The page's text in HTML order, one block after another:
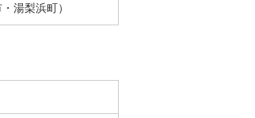
湯梨浜町）